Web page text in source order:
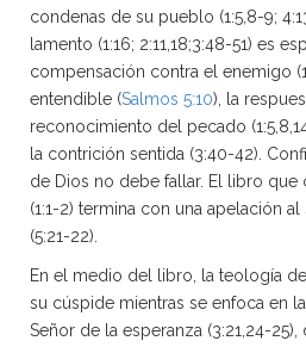
condenas de su pueblo (1:5,8-9;
lamento (1:16; 2:11,18;3:48-51) es
compensación contra el enemigo
entendible (Salmos 5:10), la
reconocimiento del pecado
la contrición sentida (3:40-42).
de Dios no debe fallar. El libro
(1:1-2) termina con una apelación
(5:21-22).
En el medio del libro, la teología
su cúspide mientras se enfoca en
Señor de la esperanza (3:21,24-